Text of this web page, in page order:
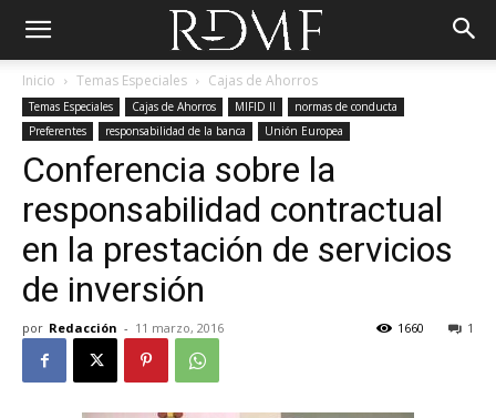
Inicio Temas Especiales Cajas de Ahorros
Temas Especiales Cajas de Ahorros MIFID II
normas de conducta
Preferentes
responsabilidad de la banca Unión Europea
Conferencia sobre la
responsabilidad contractual
en la prestación de servicios
de inversión
por Redacción - 11 marzo, 2016 1
1660